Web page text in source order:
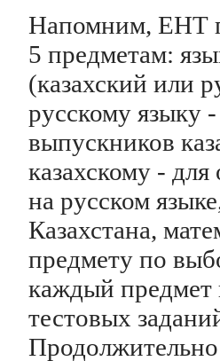
Напомним, ЕНТ
5 предметам:
(казахский или
русскому языку
выпускников
казахскому -
на русском
Казахстана,
предмету по
каждый предмет
тестовых